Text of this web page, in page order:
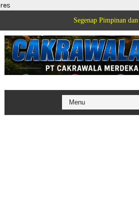
res
Segenap Pimpinan dan